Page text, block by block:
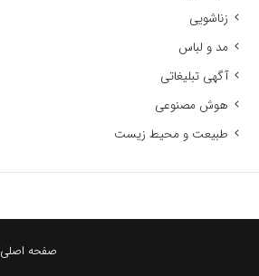
زناشویی
مد و لباس
آگهی تبلیغاتی
هوش مصنوعی
طبیعت و محیط زیست
صفحه اصلی